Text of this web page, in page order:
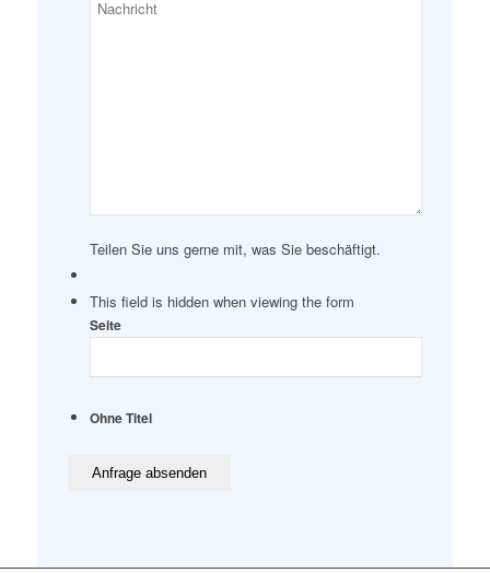
Teilen Sie uns gerne mit, was Sie beschäftigt.
This field is hidden when viewing the form
Seite
Ohne Titel